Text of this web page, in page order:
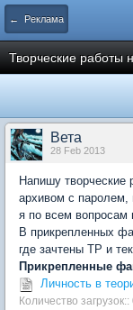
← Реклама
Творческие работы
Вета
28 Feb 2013
Напишу творческие
архивом с
я по всем вопросам
В прикрепленных
где зачтены ТР и
Прикрепленные
Личность в
Количество загрузок::